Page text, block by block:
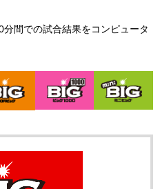
間での試合結果をコンピュータ